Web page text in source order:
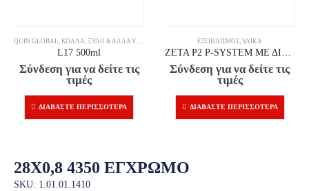
QUIN GLOBAL,ΚΌΛΛΑ,ΞΎΛΟ & ΆΛΛΑ ΥΛΙΚΆ
L17 500ml
Σύνδεση για να δείτε τις
τιμές
ΔΙΑΒΆΣΤΕ ΠΕΡΙΣΣΌΤΕΡΑ
ΕΞΟΠΛΙΣΜΌΣ,ΥΛΙΚΆ
ZETA P2 P-SYSTEM ΜΕ ΔΙΣΚΟ DP (ΔΙΑΜΑΝΤΙ)
Σύνδεση για να δείτε τις
τιμές
ΔΙΑΒΆΣΤΕ ΠΕΡΙΣΣΌΤΕΡΑ
28X0,8 4350 ΕΓΧΡΩΜΟ
SKU: 1.01.01.1410